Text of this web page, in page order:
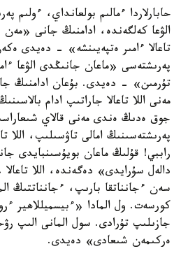
حابارلاردا ءمالىم بولعانداي، ءولىم
الۋعا كەلگەندە، ادامنىڭ جانى «مەن
تاعالا ءامىر ەتپەيىنشە» - دەيدى
پەرىشتەسى «ماعان جانىڭدى الۋعا
تۇرمىن» - دەيدى. بۇعان ادامنىڭ
مەنى اللا تاعالا جاراتىپ ادام
جوق ەدىڭ ەندى مەنى قالاي
پەرىشتەسىنىڭ امالى تاۋسىلىپ، اللا
راببي! قۇلىڭ ماعان بويۇسىنبايدى
دالەل سۇرايدى» دەگەندە، اللا
سەن ءجانناتقا بارىپ، ءجانناتتىڭ
كورسەت. ول المادا «ءبيسميللاھير
جازىلىپ تۇرادى. سول المانى الىپ
ەركىمەن شىعادى» دەيدى.